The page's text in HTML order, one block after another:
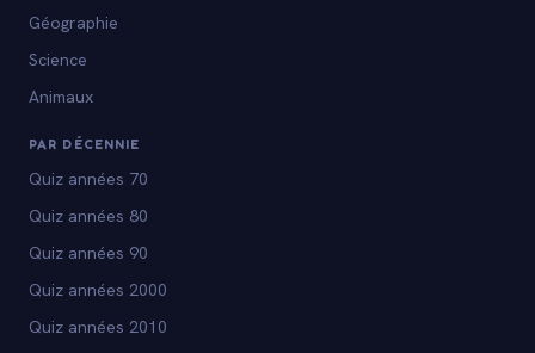
Géographie
Science
Animaux
PAR DÉCENNIE
Quiz années 70
Quiz années 80
Quiz années 90
Quiz années 2000
Quiz années 2010